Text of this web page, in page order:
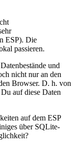
ESP). Die
passieren.
und
nicht nur an den
Browser. D. h. von
auf diese Daten
auf dem ESP
über SQLite-